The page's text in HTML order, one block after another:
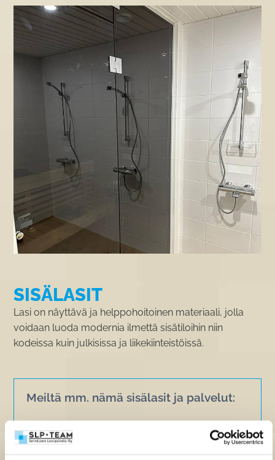
SISÄLASIT
Lasi on näyttävä ja helppohoitoinen materiaali, jolla
voidaan luoda modernia ilmettä sisätiloihin niin
kodeissa kuin julkisissa ja liikekiinteistöissä.
Meiltä mm. nämä sisälasit ja palvelut:
•Kaidelasit
Saunanlasit